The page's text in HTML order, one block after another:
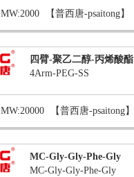
MW:2000 【普西唐-psaitong】
四臂-聚乙二醇-丙烯酸酯
4Arm-PEG-SS
MW:20000 【普西唐-psaitong】
MC-Gly-Gly-Phe-Gly
MC-Gly-Gly-Phe-Gly